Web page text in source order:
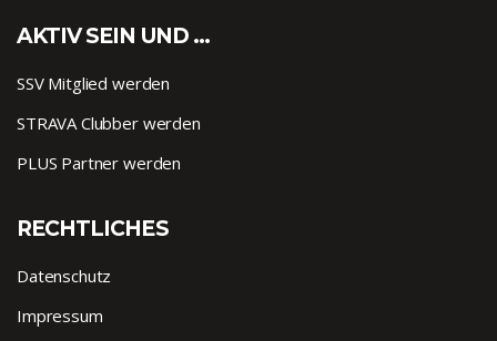
AKTIV SEIN UND …
SSV Mitglied werden
STRAVA Clubber werden
PLUS Partner werden
RECHTLICHES
Datenschutz
Impressum